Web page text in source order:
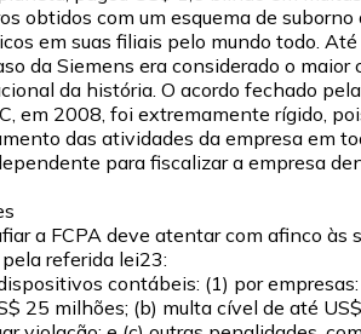
obtidos com um esquema de suborno
em suas filiais pelo mundo todo.
da Siemens era considerado o maior
da história. O acordo fechado
em 2008, foi extremamente rígido,
das atividades da empresa em
para fiscalizar a empresa
a FCPA deve atentar com afinco às
referida lei23:
contábeis: (1) por
25 milhões; (b) multa cível de até